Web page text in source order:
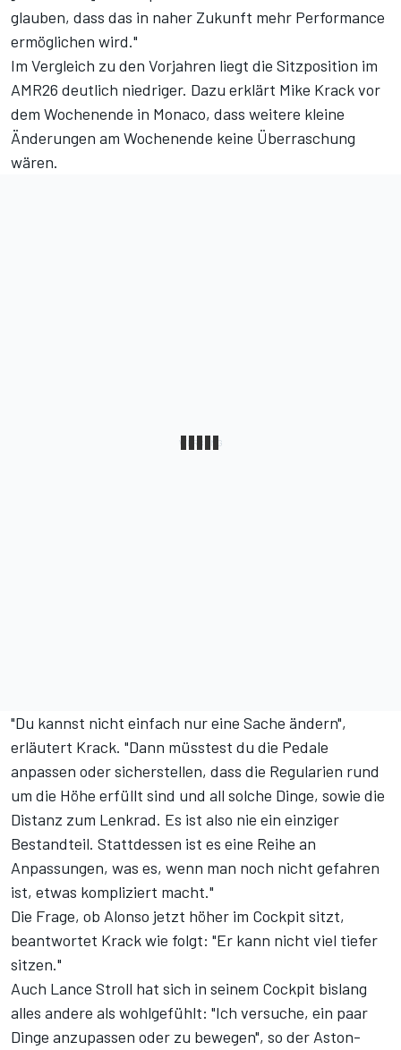
glauben, dass das in naher Zukunft mehr Performance
ermöglichen wird."
Im Vergleich zu den Vorjahren liegt die Sitzposition im
AMR26 deutlich niedriger. Dazu erklärt Mike Krack vor
dem Wochenende in Monaco, dass weitere kleine
Änderungen am Wochenende keine Überraschung
wären.
"Du kannst nicht einfach nur eine Sache ändern",
erläutert Krack. "Dann müsstest du die Pedale
anpassen oder sicherstellen, dass die Regularien rund
um die Höhe erfüllt sind und all solche Dinge, sowie die
Distanz zum Lenkrad. Es ist also nie ein einziger
Bestandteil. Stattdessen ist es eine Reihe an
Anpassungen, was es, wenn man noch nicht gefahren
ist, etwas kompliziert macht."
Die Frage, ob Alonso jetzt höher im Cockpit sitzt,
beantwortet Krack wie folgt: "Er kann nicht viel tiefer
sitzen."
Auch Lance Stroll hat sich in seinem Cockpit bislang
alles andere als wohlgefühlt: "Ich versuche, ein paar
Dinge anzupassen oder zu bewegen", so der Aston-